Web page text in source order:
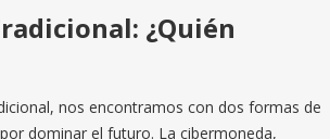
¿Quién
nos encontramos con dos formas de
dominar el futuro. La cibermoneda,